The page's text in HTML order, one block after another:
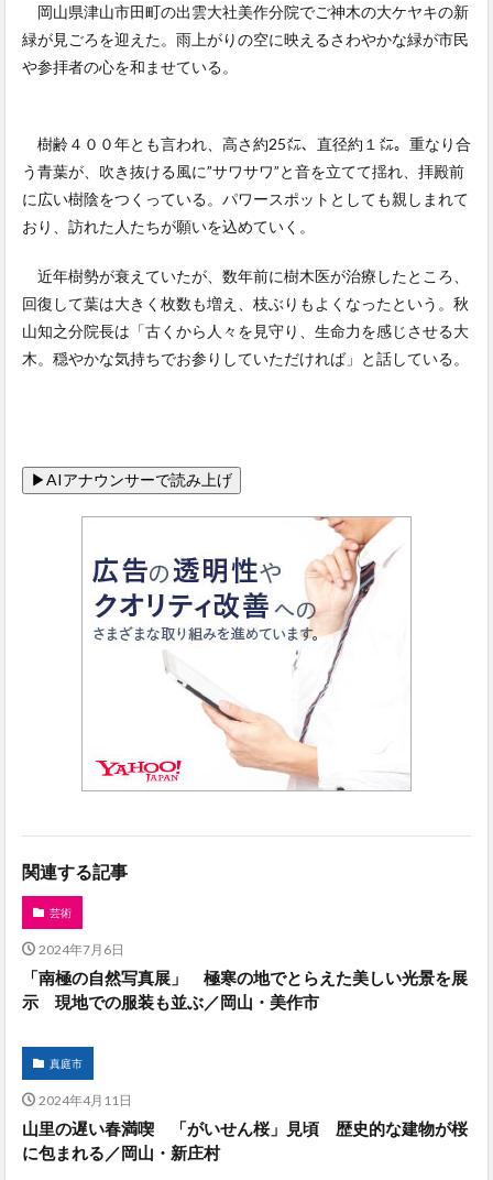
岡山県津山市田町の出雲大社美作分院でご神木の大ケヤキの新
緑が見ごろを迎えた。雨上がりの空に映えるさわやかな緑が市民
や参拝者の心を和ませている。
樹齢４００年とも言われ、高さ約25㍍、直径約１㍍。重なり合
う青葉が、吹き抜ける風に”サワサワ”と音を立てて揺れ、拝殿前
に広い樹陰をつくっている。パワースポットとしても親しまれて
おり、訪れた人たちが願いを込めていく。
近年樹勢が衰えていたが、数年前に樹木医が治療したところ、
回復して葉は大きく枚数も増え、枝ぶりもよくなったという。秋
山知之分院長は「古くから人々を見守り、生命力を感じさせる大
木。穏やかな気持ちでお参りしていただければ」と話している。
関連する記事
芸術
2024年7月6日
「南極の自然写真展」 極寒の地でとらえた美しい光景を展
示 現地での服装も並ぶ／岡山・美作市
真庭市
2024年4月11日
山里の遅い春満喫 「がいせん桜」見頃 歴史的な建物が桜
に包まれる／岡山・新庄村